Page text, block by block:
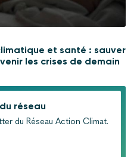
et santé : sauver
les crises de demain
réseau
du Réseau Action Climat.